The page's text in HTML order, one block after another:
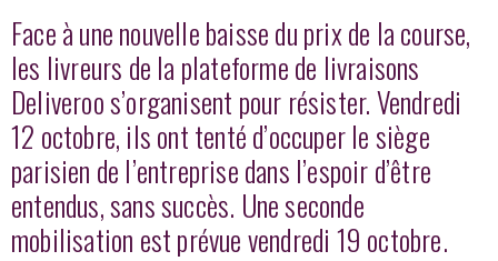
Face à une nouvelle baisse du prix de la course,
les livreurs de la plateforme de livraisons
Deliveroo s’organisent pour résister. Vendredi
12 octobre, ils ont tenté d’occuper le siège
parisien de l’entreprise dans l’espoir d’être
entendus, sans succès. Une seconde
mobilisation est prévue vendredi 19 octobre.